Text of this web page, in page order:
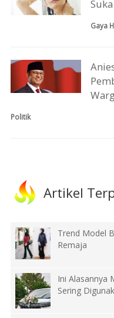
Gaya
Politik
Artikel
Trend Model
Remaja
Ini Alasannya
Sering